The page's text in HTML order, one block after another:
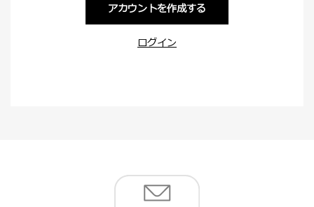
アカウントを作成する
ログイン